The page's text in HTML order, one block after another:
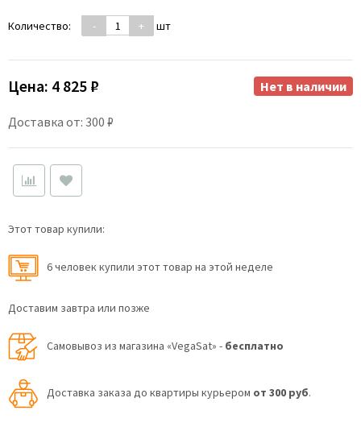
Количество: - + шт
Цена: 4 825 ₽
Доставка от: 300 ₽
Нет в наличии
Этот товар купили:
6 человек купили этот товар на этой неделе
Доставим завтра или позже
Самовывоз из магазина «VegaSat» - бесплатно
Доставка заказа до квартиры курьером от 300 руб.